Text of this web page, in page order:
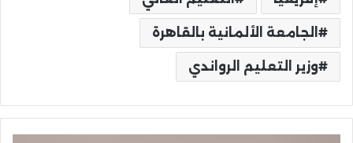
الجامعة الألمانية بالقاهرة
وزير التعليم الرواندي